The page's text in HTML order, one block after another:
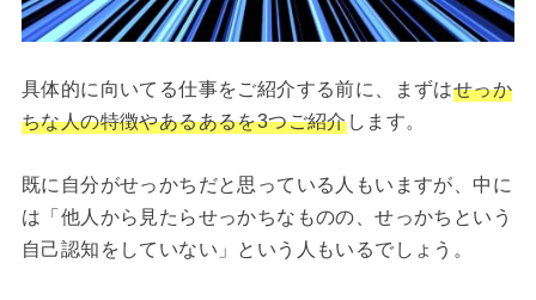
具体的に向いてる仕事をご紹介する前に、まずはせっか
ちな人の特徴やあるあるを3つご紹介します。
既に自分がせっかちだと思っている人もいますが、中に
は「他人から見たらせっかちなものの、せっかちという
自己認知をしていない」という人もいるでしょう。